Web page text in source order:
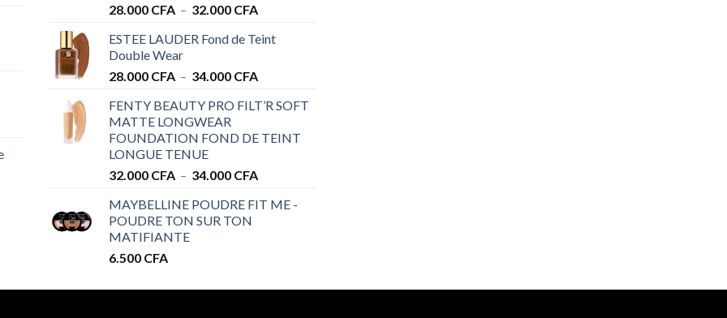
28.000 CFA – 32.000 CFAPlage
prix :
à
ESTEE LAUDER Fond de Teint
Double Wear
28.000 CFA – 34.000 CFAPlage
prix :
à
FENTY BEAUTY PRO FILT’R SOFT
MATTE LONGWEAR
FOUNDATION FOND DE TEINT
LONGUE TENUE
32.000 CFA – 34.000 CFAPlage
prix :
MAYBELLINE POUDRE FIT ME -
POUDRE TON SUR TON
MATIFIANTE
6.500 CFA